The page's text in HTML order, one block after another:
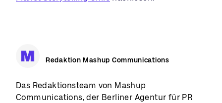
Redaktion Mashup Communications
Das Redaktionsteam von Mashup
Communications, der Berliner Agentur für PR